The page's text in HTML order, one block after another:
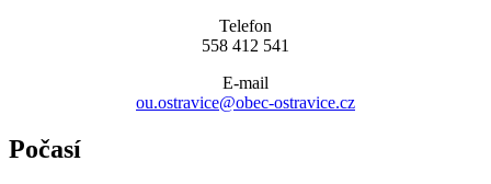
Telefon
558 412 541
E-mail
ou.ostravice@obec-ostravice.cz
Počasí